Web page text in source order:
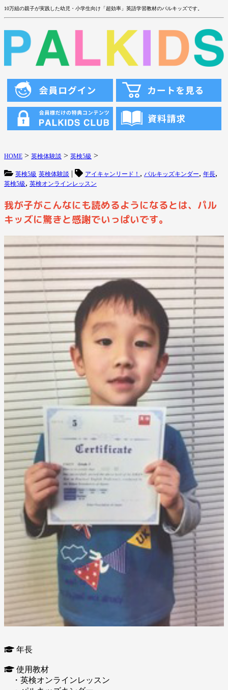
10万組の親子が実践した幼児・小学生向け「超効率」英語学習教材のパルキッズです。
HOME > 英検体験談 > 英検5級 >
英検5級 英検体験談 | アイキャンリード！ , パルキッズキンダー, 年長,
英検5級, 英検オンラインレッスン
我が子がこんなにも読めるようになるとは、パル
キッズに驚きと感謝でいっぱいです。
年長
使用教材
・英検オンラインレッスン